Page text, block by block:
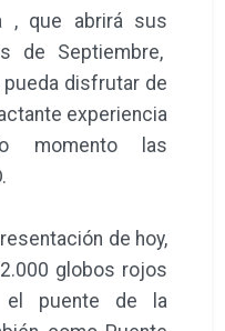
, que abrirá sus
de Septiembre,
disfrutar de
experiencia
momento las
de hoy,
globos rojos
el puente de la